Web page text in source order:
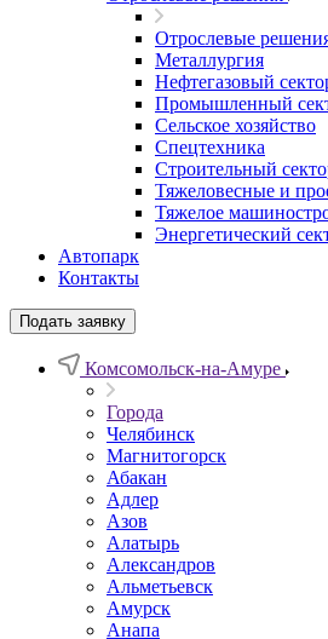
Отрослевые
Металлургия
Нефтегазовый
Промышленный
Сельское хозяйство
Спецтехника
Строительный
Тяжеловесные и
Тяжелое
Энергетический
Автопарк
Контакты
Подать заявку
Комсомольск-на-Амуре
Города
Челябинск
Магнитогорск
Абакан
Адлер
Азов
Алатырь
Александров
Альметьевск
Амурск
Анапа